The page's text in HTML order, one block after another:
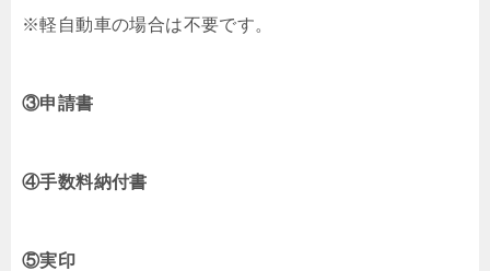
※軽自動車の場合は不要です。
③申請書
④手数料納付書
⑤実印